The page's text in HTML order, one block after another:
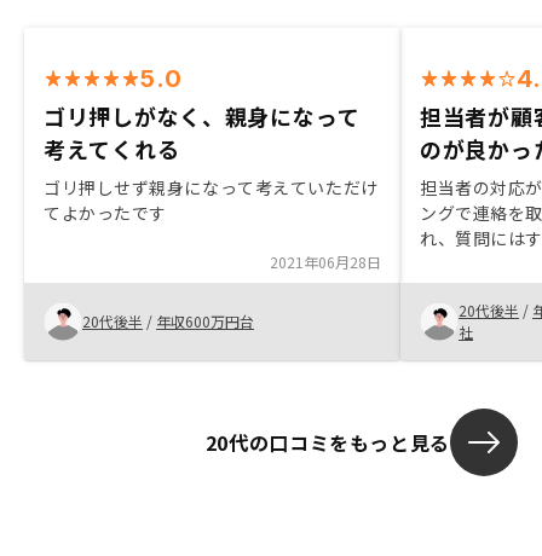
5.0
ゴリ押しがなく、親身になって
考えてくれる
ゴリ押しせず親身になって考えていただけ
てよかったです
2021年06月28日
20代後半 / 年収600万円台
担当者が顧
のが良かっ
担当者の対応
ングで連絡を
れ、質問には
いた物件より
物件を紹介し
20代後半 /
社
20代の口コミをもっと見る